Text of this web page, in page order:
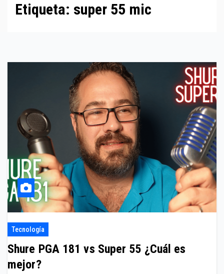
Etiqueta: super 55 mic
Tecnología
Shure PGA 181 vs Super 55 ¿Cuál es
mejor?